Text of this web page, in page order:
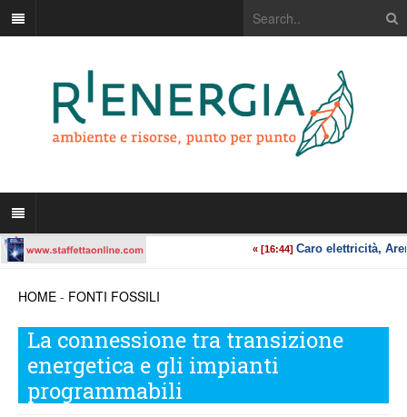
HOME - FONTI FOSSILI
La connessione tra transizione
energetica e gli impianti
programmabili